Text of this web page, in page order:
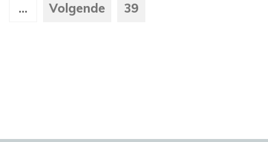
... Volgende 39